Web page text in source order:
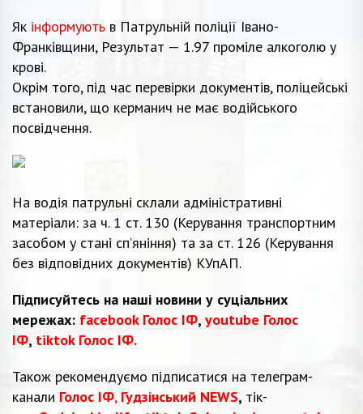
Як інформують в Патрульній поліції Івано-
Франківщини, Результат — 1.97 проміле алкоголю у
крові.
Окрім того, під час перевірки документів, поліцейські
встановили, що керманич не має водійського
посвідчення.
На водія патрульні склали адміністративні
матеріали: за ч. 1 ст. 130 (Керування транспортним
засобом у стані спʼяніння) та за ст. 126 (Керування
без відповідних документів) КУпАП.
Підписуйтесь на наші новини у суціальних
мережах: facebook Голос ІФ, youtube Голос
ІФ, tiktok Голос ІФ.
Також рекомендуємо підписатися на телеграм-
канали Голос ІФ, Гудзінський NEWS, тік-